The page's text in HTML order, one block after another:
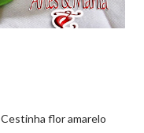
flor amarelo